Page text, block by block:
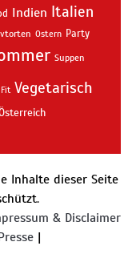
Indien Italien
Ostern Party
Suppen
Vegetarisch
Inhalte dieser Seite
& Disclaimer
|